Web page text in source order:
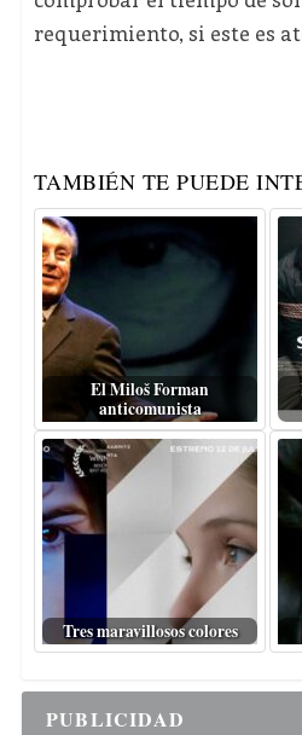
requerimiento, si este es
TAMBIÉN TE PUEDE
El Miloš Forman
anticomunista
Tres maravillosos colores
PUBLICIDAD